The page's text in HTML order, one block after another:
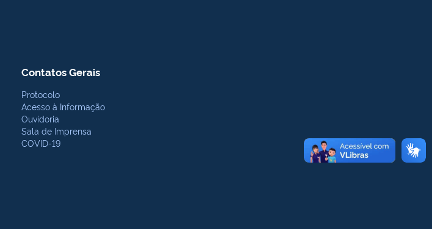
Contatos Gerais
Protocolo
Acesso à Informação
Ouvidoria
Sala de Imprensa
COVID-19